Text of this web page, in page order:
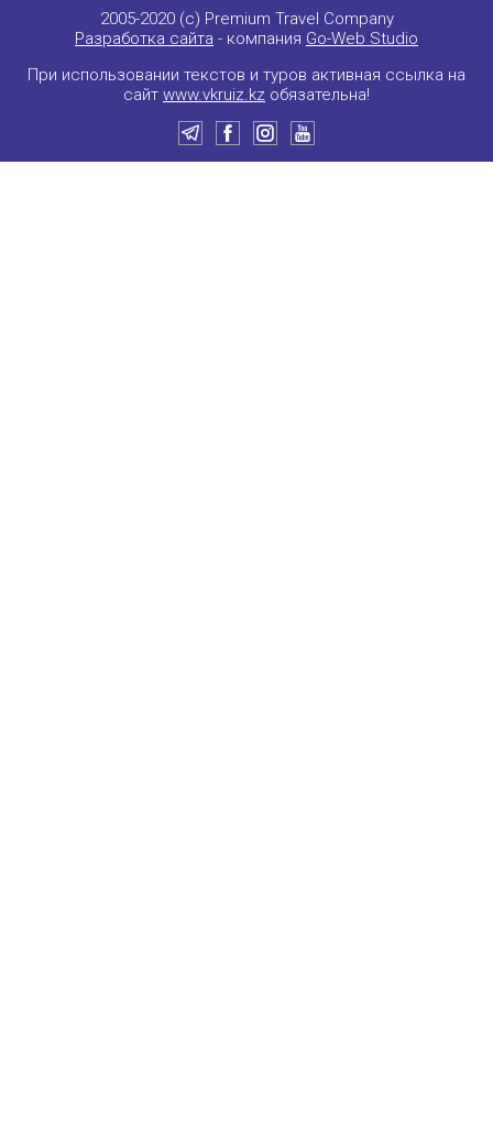
2005-2020 (c) Premium Travel Company
Разработка сайта - компания Go-Web Studio
При использовании текстов и туров активная ссылка на
сайт www.vkruiz.kz обязательна!